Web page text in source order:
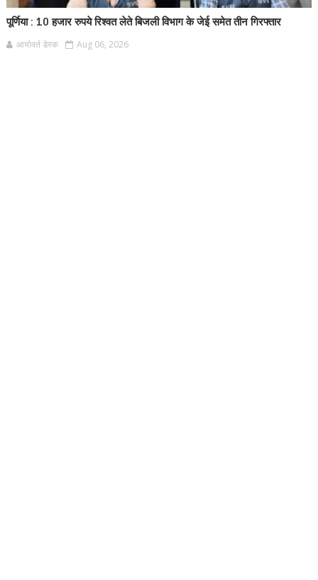
पूर्णिया : 10 हजार रुपये रिश्वत लेते बिजली विभाग के जेई समेत तीन गिरफ्तार
आर्यावर्त डेस्क Aug 06, 2026